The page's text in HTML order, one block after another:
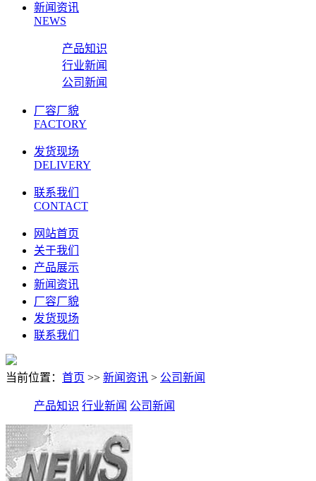
新闻资讯
NEWS
产品知识
行业新闻
公司新闻
厂容厂貌
FACTORY
发货现场
DELIVERY
联系我们
CONTACT
网站首页
关于我们
产品展示
新闻资讯
厂容厂貌
发货现场
联系我们
当前位置： 首页 >> 新闻资讯 > 公司新闻
产品知识 行业新闻 公司新闻